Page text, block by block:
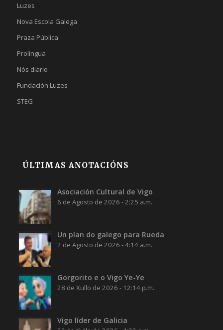
Luzes
Nova Escola Galega
Praza Pública
Prolingua
Nós diario
Fundación Luzes
STEG
ÚLTIMAS ANOTACIÓNS
Asociación Cultural de Vigo
6 de Agosto de 2026 - 2:25 a.m.
Un plan do galego para Rueda
2 de Agosto de 2026 - 4:14 a.m.
Gorgorito e o Vigo Ye-Ye
28 de Xullo de 2026 - 12:14 p.m.
Vigo líder de Galicia